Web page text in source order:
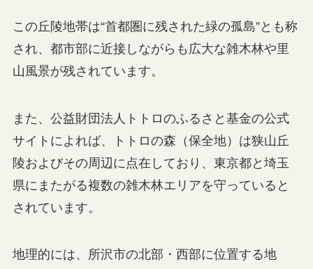
この丘陵地帯は“首都圏に残された緑の孤島”とも称
され、都市部に近接しながらも広大な雑木林や里
山風景が残されています。
また、公益財団法人トトロのふるさと基金の公式
サイトによれば、トトロの森（保全地）は狭山丘
陵およびその周辺に点在しており、東京都と埼玉
県にまたがる複数の雑木林エリアを守っていると
されています。
地理的には、所沢市の北部・西部に位置する地